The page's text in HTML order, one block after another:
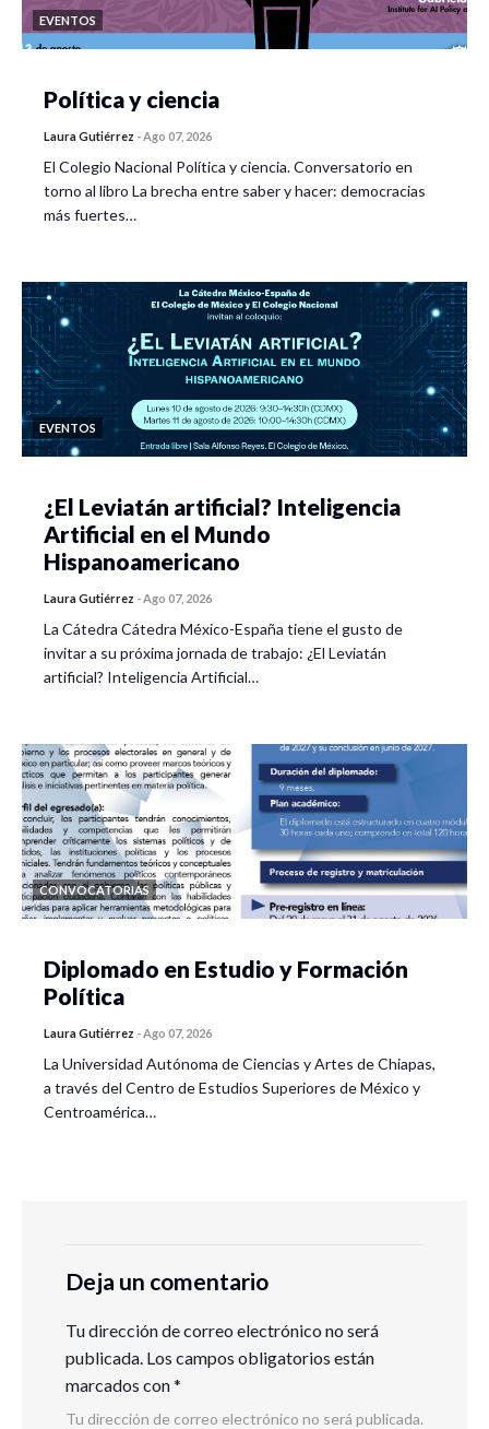
EVENTOS
Política y ciencia
Laura Gutiérrez -Ago 07, 2026
El Colegio Nacional Política y ciencia. Conversatorio en
torno al libro La brecha entre saber y hacer: democracias
más fuertes…
EVENTOS
¿El Leviatán artificial? Inteligencia
Artificial en el Mundo
Hispanoamericano
Laura Gutiérrez -Ago 07, 2026
La Cátedra Cátedra México-España tiene el gusto de
invitar a su próxima jornada de trabajo: ¿El Leviatán
artificial? Inteligencia Artificial…
CONVOCATORIAS
Diplomado en Estudio y Formación
Política
Laura Gutiérrez -Ago 07, 2026
La Universidad Autónoma de Ciencias y Artes de Chiapas,
a través del Centro de Estudios Superiores de México y
Centroamérica…
Deja un comentario
Tu dirección de correo electrónico no será
publicada. Los campos obligatorios están
marcados con*
Tu dirección de correo electrónico no será publicada.